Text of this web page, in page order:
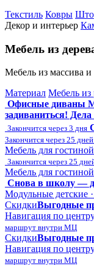
Текстиль Ковры
Декор и интерьер
Мебель из
Мебель из массива и
Материал Мебель из
Офисные диваны
задиваниться!
Закончится через 3 дня
Закончится через 25 дней
Мебель для гостиной
Закончится через 25
Мебель для гостиной
Снова в школу —
Модульные детские
СкидкиВыгодные
Навигация по
маршрут внутри МЦ
СкидкиВыгодные
Навигация по
маршрут внутри МЦ